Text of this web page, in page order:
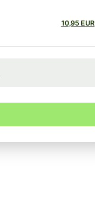
10,95 EUR